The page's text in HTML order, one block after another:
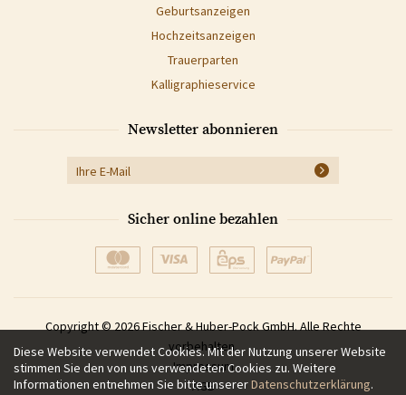
Geburtsanzeigen
Hochzeitsanzeigen
Trauerparten
Kalligraphieservice
Newsletter abonnieren
Sicher online bezahlen
Copyright © 2026 Fischer & Huber-Pock GmbH. Alle Rechte
vorbehalten.
Impressum
AGB
Diese Website verwendet Cookies. Mit der Nutzung unserer Website
stimmen Sie den von uns verwendeten Cookies zu. Weitere
Informationen entnehmen Sie bitte unsererDatenschutzerklärung.